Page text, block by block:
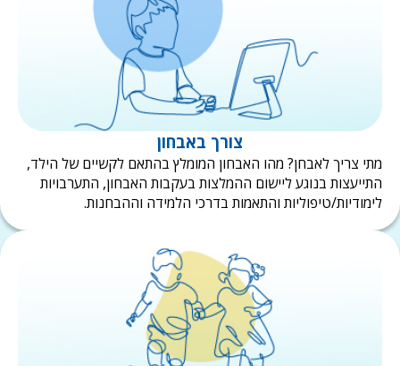
צורך באבחון
צריך לאבחן? מהו האבחון המומלץ בהתאם לקשיים של הילד,
בנוגע ליישום ההמלצות בעקבות האבחון, התערבויות
טיפוליות והתאמות בדרכי הלמידה וההבחנות.